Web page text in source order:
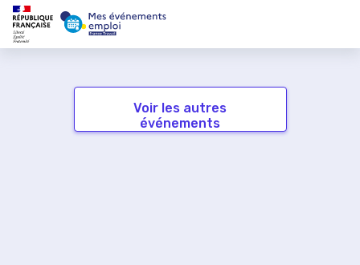
Voir les autres
événements